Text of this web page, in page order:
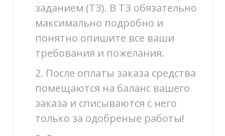
заданием (ТЗ). В ТЗ обязательно
максимально подробно и
понятно опишите все ваши
требования и пожелания.
2. После оплаты заказа средства
помещаются на баланс вашего
заказа и списываются с него
только за одобреные работы!